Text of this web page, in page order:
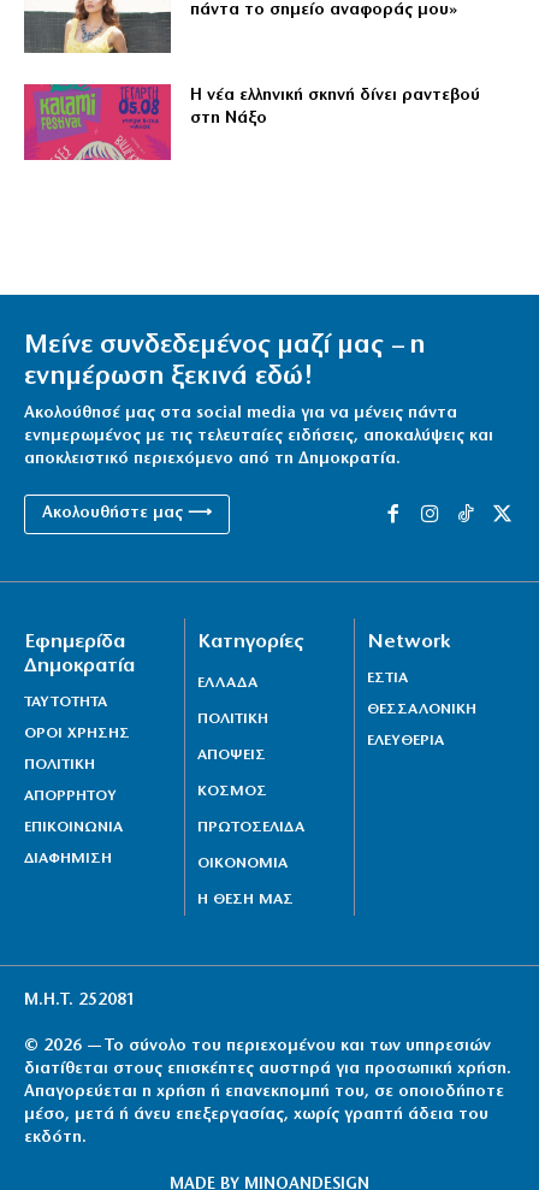
πάντα το σημείο αναφοράς μου»
Η νέα ελληνική σκηνή δίνει ραντεβού
στη Νάξο
Μείνε συνδεδεμένος μαζί μας – η
ενημέρωση ξεκινά εδώ!
Ακολούθησέ μας στα social media για να μένεις πάντα
ενημερωμένος με τις τελευταίες ειδήσεις, αποκαλύψεις και
αποκλειστικό περιεχόμενο από τη Δημοκρατία.
Ακολουθήστε μας ⟶
Εφημερίδα
Δημοκρατία
ΤΑΥΤΟΤΗΤΑ
ΟΡΟΙ ΧΡΗΣΗΣ
ΠΟΛΙΤΙΚΗ
ΑΠΟΡΡΗΤΟΥ
ΕΠΙΚΟΙΝΩΝΙΑ
ΔΙΑΦΗΜΙΣΗ
Κατηγορίες
ΕΛΛΑΔΑ
ΠΟΛΙΤΙΚΗ
ΑΠΟΨΕΙΣ
ΚΟΣΜΟΣ
ΠΡΩΤΟΣΕΛΙΔΑ
ΟΙΚΟΝΟΜΙΑ
Η ΘΕΣΗ ΜΑΣ
Network
ΕΣΤΙΑ
ΘΕΣΣΑΛΟΝΙΚΗ
ΕΛΕΥΘΕΡΙΑ
Μ.Η.Τ. 252081
© 2026 — Το σύνολο του περιεχομένου και των υπηρεσιών
διατίθεται στους επισκέπτες αυστηρά για προσωπική χρήση.
Απαγορεύεται η χρήση ή επανεκπομπή του, σε οποιοδήποτε
μέσο, μετά ή άνευ επεξεργασίας, χωρίς γραπτή άδεια του
εκδότη.
MADE BY MINOANDESIGN